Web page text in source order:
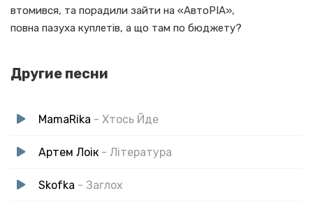
втомився, та порадили зайти на «АвтоРІА»,
повна пазуха куплетів, а що там по бюджету?
Другие песни
MamaRika - Хтось Йде
Артем Лоік - Література
Skofka - Заглох